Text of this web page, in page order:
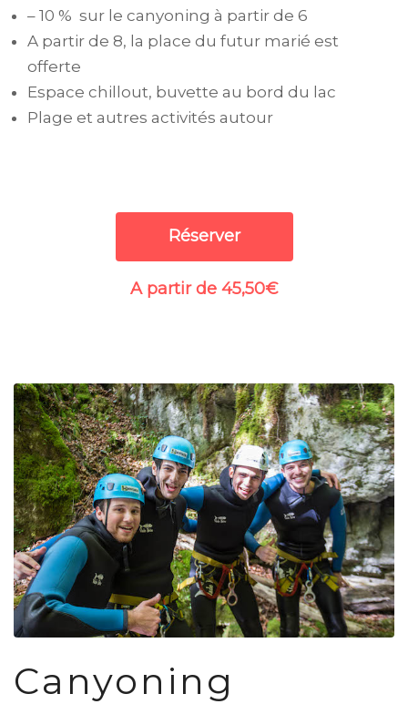
– 10 % sur le canyoning à partir de 6
A partir de 8, la place du futur marié est
offerte
Espace chillout, buvette au bord du lac
Plage et autres activités autour
Réserver
A partir de 45,50€
Canyoning